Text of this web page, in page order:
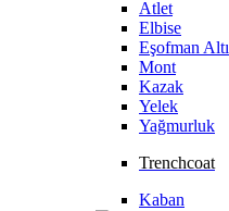
Atlet
Elbise
Eşofman Altı
Mont
Kazak
Yelek
Yağmurluk
Trenchcoat
Kaban